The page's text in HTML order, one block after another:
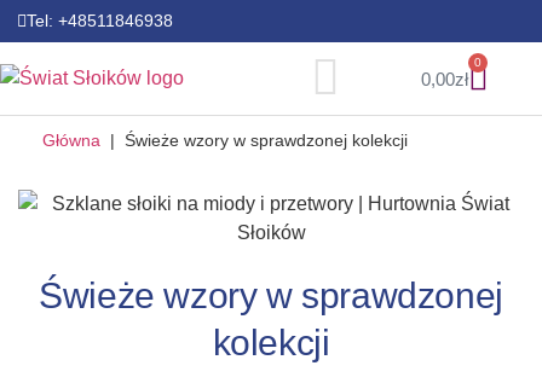
Tel: +48511846938
0,00zł
0
Główna | Świeże wzory w sprawdzonej kolekcji
Świeże wzory w sprawdzonej
kolekcji